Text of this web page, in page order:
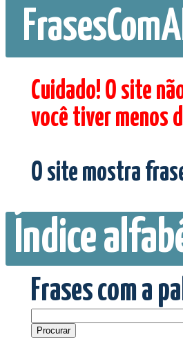
Cuidado! O site
você tiver menos
O site mostra
Índice
Frases com a